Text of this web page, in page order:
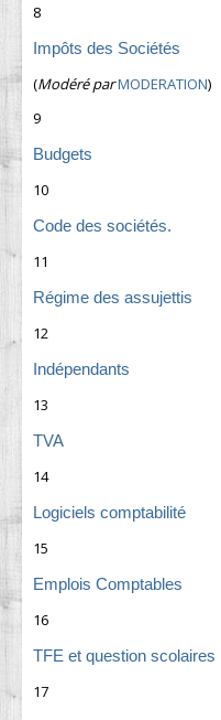
8
Impôts des Sociétés
(Modéré parMODERATION)
9
Budgets
10
Code des sociétés.
11
Régime des assujettis
12
Indépendants
13
TVA
14
Logiciels comptabilité
15
Emplois Comptables
16
TFE et question scolaires
17